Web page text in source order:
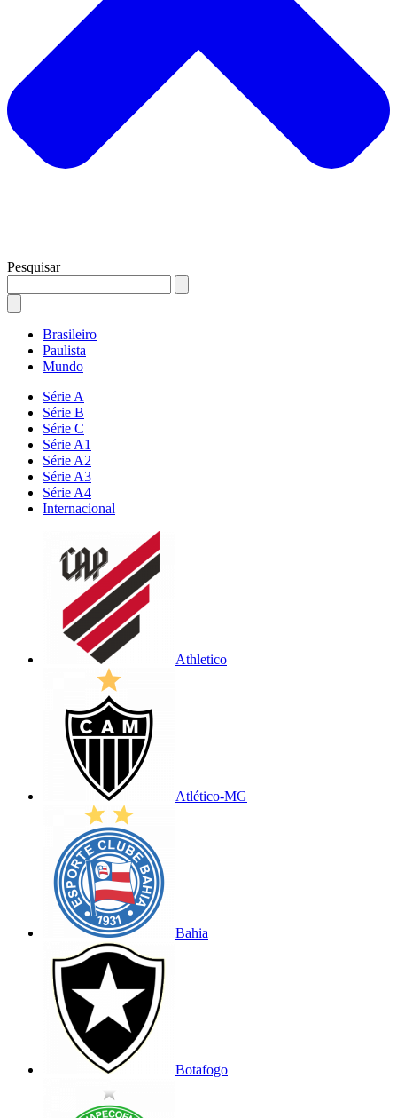
Pesquisar
Brasileiro
Paulista
Mundo
Série A
Série B
Série C
Série A1
Série A2
Série A3
Série A4
Internacional
Athletico
Atlético-MG
Bahia
Botafogo